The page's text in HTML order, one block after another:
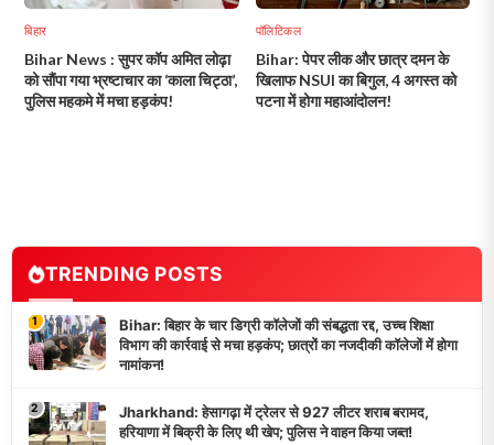
बिहार
Bihar News : सुपर कॉप अमित लोढ़ा
को सौंपा गया भ्रष्टाचार का ‘काला चिट्ठा’,
पुलिस महकमे में मचा हड़कंप!
पॉलिटिकल
Bihar: पेपर लीक और छात्र दमन के
खिलाफ NSUI का बिगुल, 4 अगस्त को
पटना में होगा महाआंदोलन!
TRENDING POSTS
1
Bihar: बिहार के चार डिग्री कॉलेजों की संबद्धता रद्द, उच्च शिक्षा
विभाग की कार्रवाई से मचा हड़कंप; छात्रों का नजदीकी कॉलेजों में होगा
नामांकन!
2
Jharkhand: हेसागढ़ा में ट्रेलर से 927 लीटर शराब बरामद,
हरियाणा में बिक्री के लिए थी खेप; पुलिस ने वाहन किया जब्त!